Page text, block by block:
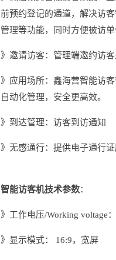
前预约登记的通道，解决访
管理等功能，同时方便被访单
》邀请访客：管理端邀约访
》应用场所：鑫海营智能访
自动化管理，安全更高效。
》到达管理：访客到访通知
》无感通行：提供电子通行
智能访客机技术参数：
》工作电压/Working
》显示模式： 16:9，宽屏